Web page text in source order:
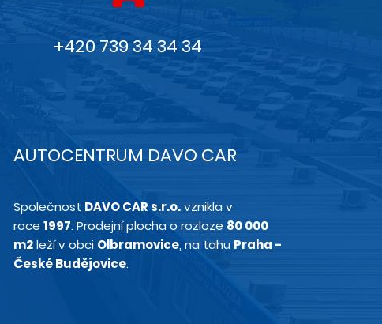
+420 739 34 34 34
AUTOCENTRUM DAVO CAR
Společnost DAVO CAR s.r.o.vznikla v
roce 1997. Prodejní plocha o rozloze 80 000
m2leží v obci Olbramovice, na tahu Praha -
České Budějovice.